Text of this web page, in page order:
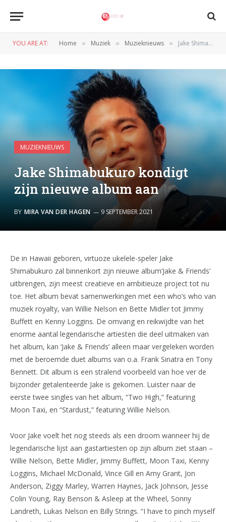
YOU ARE AT: Home » Muziek » Muzieknieuws » Jake Shimabukuro kondigt zijn nieuwe album aan
MUZIEKNIEUWS
Jake Shimabukuro kondigt
zijn nieuwe album aan
BY MIRA VAN DER HAGEN 9 SEPTEMBER 2021
De in Hawaii geboren, virtuoze ukelele-speler Jake
Shimabukuro zal binnenkort zijn nieuwe album‘Jake & Friends’
uitbrengen, zijn meest creatieve en ambitieuze project tot nu
toe. Het album bevat samenwerkingen met een who’s who van
muziek royalty, van Willie Nelson en Bette Midler tot Jimmy
Buffett en Kenny Loggins. De omvang en reikwijdte van het
enorme aantal legendarische artiesten die deel uitmaken van
het album, kan ‘Jake & Friends’ alleen maar vergeleken worden
met de beroemde duet albums van o.a. Frank Sinatra en Tony
Bennett. Dit album is een stralend voorbeeld van hoe ver de
bijzonder getalenteerde Jake is gekomen. Luister naar de
eerste twee singles van het album, “Two High,” featuring
Moon Taxi, en “Stardust,” featuring Willie Nelson.
Voor Jake voelt het nog steeds als een droom wanneer hij de
legendarische lijst aan gastartiesten op zijn album ziet staan –
Willie Nelson, Bette Midler, Jimmy Buffett, Moon Taxi, Kenny
Loggins, Michael McDonald, Vince Gill en Amy Grant, Jon
Anderson, Ziggy Marley, Warren Haynes, Jack Johnson, Jesse
Colin Young, Ray Benson & Asleep at the Wheel, Sonny
Landreth, Lukas Nelson en Billy Strings. “I have to pinch myself